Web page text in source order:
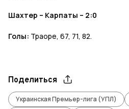
Шахтер – Карпаты – 2:0
Голы: Траоре, 67, 71, 82.
Поделиться
Украинская Премьер-лига (УПЛ)